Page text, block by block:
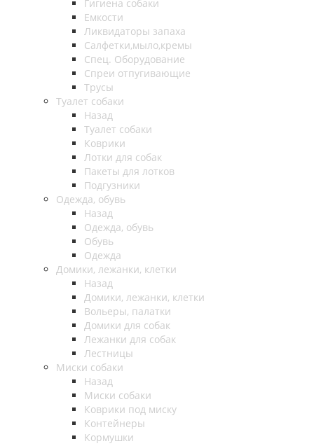
Гигиена собаки
Емкости
Ликвидаторы запаха
Салфетки,мыло,кремы
Спец. Оборудование
Спреи отпугивающие
Трусы
Туалет собаки
Назад
Туалет собаки
Коврики
Лотки для собак
Пакеты для лотков
Подгузники
Одежда, обувь
Назад
Одежда, обувь
Обувь
Одежда
Домики, лежанки, клетки
Назад
Домики, лежанки, клетки
Вольеры, палатки
Домики для собак
Лежанки для собак
Лестницы
Миски собаки
Назад
Миски собаки
Коврики под миску
Контейнеры
Кормушки